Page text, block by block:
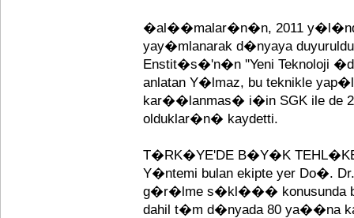
�al��malar�n�n, 2011 y�l�nda
yay�mlanarak d�nyaya
Enstit�s�'n�n ''Yeni
anlatan Y�lmaz, bu teknikle
kar��lanmas� i�in SGK ile
olduklar�n� kaydetti.
T�RK�YE'DE B�Y�K
Y�ntemi bulan ekipte yer Do�.
g�r�lme s�kl��� konusunda
dahil t�m d�nyada 80 ya��na